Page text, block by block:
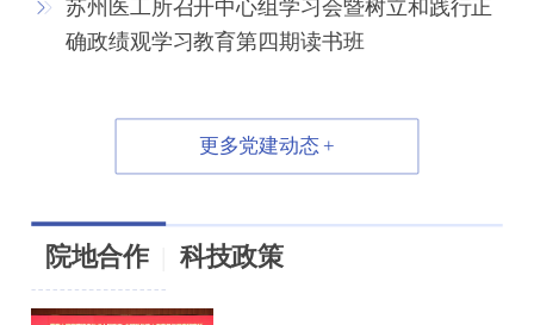
苏州医工所召开中心组学习会暨树立和践行正
确政绩观学习教育第四期读书班
更多党建动态 +
院地合作 科技政策